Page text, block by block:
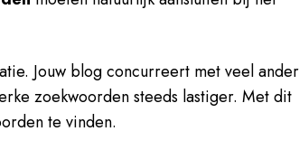
Jouw blog concurreert met veel
zoekwoorden steeds lastiger. Met dit
te vinden.